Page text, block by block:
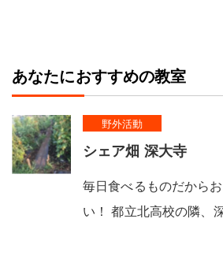
あなたにおすすめの教室
野外活動
シェア畑 深大寺
毎日食べるものだから
い！ 都立北高校の隣、